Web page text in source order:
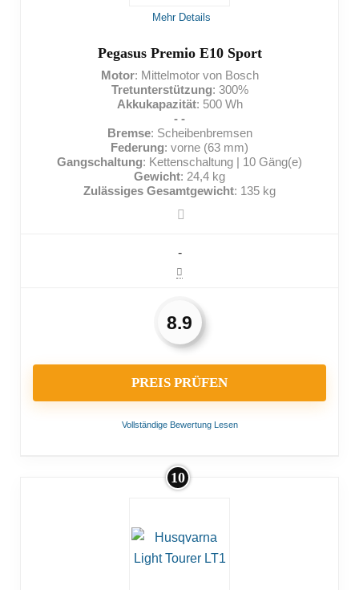
Geringe Reichweite
Nicht viel Zuladung möglich
Lange Ladezeit
Mehr Details
Pegasus Premio E10 Sport
Motor: Mittelmotor von Bosch
Tretunterstützung: 300%
Akkukapazität: 500 Wh
- -
Bremse: Scheibenbremsen
Federung: vorne (63 mm)
Gangschaltung: Kettenschaltung | 10 Gäng(e)
Gewicht: 24,4 kg
Zulässiges Gesamtgewicht: 135 kg
-
8.9
PREIS PRÜFEN
Vollständige Bewertung Lesen
10